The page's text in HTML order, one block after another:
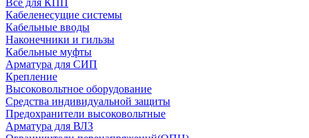
Всё для КПП
Кабеленесущие системы
Кабельные вводы
Наконечники и гильзы
Кабельные муфты
Арматура для СИП
Крепление
Высоковольтное оборудование
Средства индивидуальной защиты
Предохранители высоковольтные
Арматура для ВЛЗ